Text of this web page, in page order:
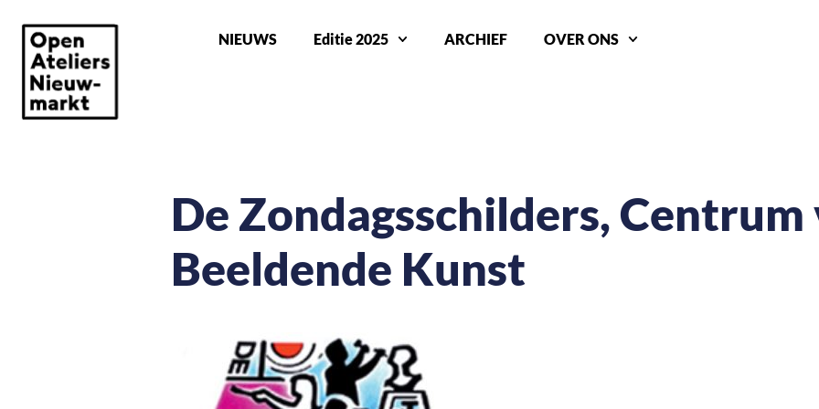
NIEUWS Editie 2025 ARCHIEF OVER ONS
De Zondagsschilders,
Beeldende Kunst